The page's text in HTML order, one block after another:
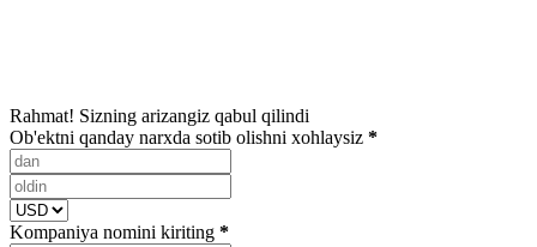
Rahmat! Sizning arizangiz qabul qilindi
Ob'ektni qanday narxda sotib olishni xohlaysiz *
Kompaniya nomini kiriting *